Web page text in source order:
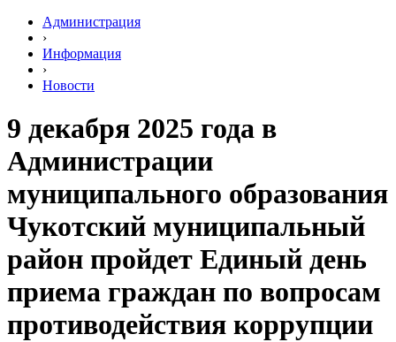
Администрация
›
Информация
›
Новости
9 декабря 2025 года в
Администрации
муниципального образования
Чукотский муниципальный
район пройдет Единый день
приема граждан по вопросам
противодействия коррупции